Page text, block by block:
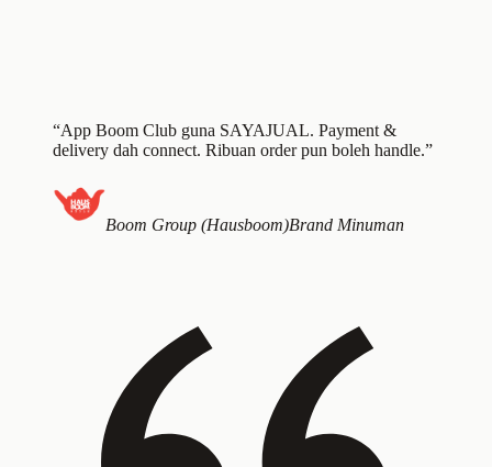
“App Boom Club guna SAYAJUAL. Payment &
delivery dah connect. Ribuan order pun boleh handle.”
Boom Group (Hausboom)Brand Minuman